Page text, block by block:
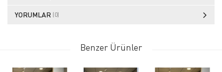
YORUMLAR (0)
Benzer Ürünler